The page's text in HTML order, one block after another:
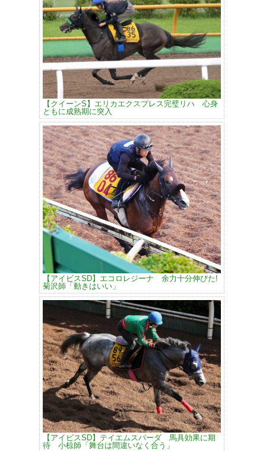
【クイーンS】エリカエクスプレス完璧リハ 心身
ともに成熟期に突入
【アイビスSD】エコロレジーナ 余力十分伸びた!
菊沢師「動きはいい」
【アイビスSD】テイエムスパーダ 馬具効果に期
待 小椋師「舞台は間違いなく合う」